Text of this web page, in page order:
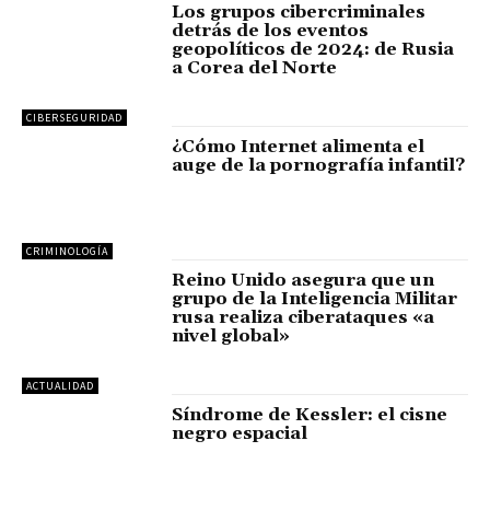
CIBERSEGURIDAD
Los grupos cibercriminales
detrás de los eventos
geopolíticos de 2024: de Rusia
a Corea del Norte
CRIMINOLOGÍA
¿Cómo Internet alimenta el
auge de la pornografía infantil?
ACTUALIDAD
Reino Unido asegura que un
grupo de la Inteligencia Militar
rusa realiza ciberataques «a
nivel global»
Síndrome de Kessler: el cisne
negro espacial